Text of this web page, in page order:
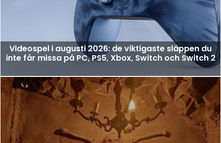
Videospel i augusti 2026: de viktigaste släppen du
inte får missa på PC, PS5, Xbox, Switch och Switch 2